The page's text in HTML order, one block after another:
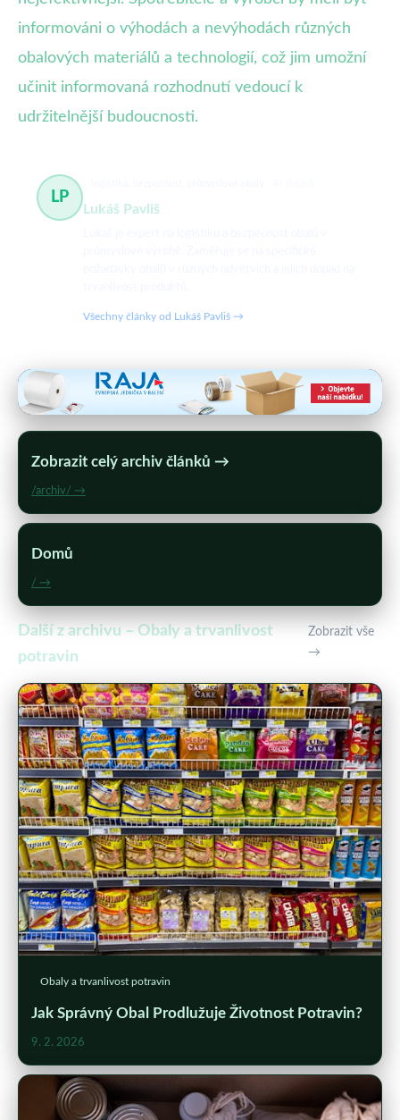
informováni o výhodách a nevýhodách různých
obalových materiálů a technologií, což jim umožní
učinit informovaná rozhodnutí vedoucí k
udržitelnější budoucnosti.
LP
Lukáš Pavliš
Všechny články od Lukáš Pavliš →
Zobrazit celý archiv článků →
/archiv/ →
Domů
/ →
Další z archivu – Obaly a trvanlivost
potravin
Zobrazit vše
→
Obaly a trvanlivost potravin
Jak Správný Obal Prodlužuje Životnost Potravin?
9. 2. 2026